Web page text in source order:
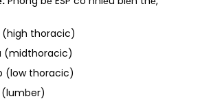
(high thoracic)
(midthoracic)
(low thoracic)